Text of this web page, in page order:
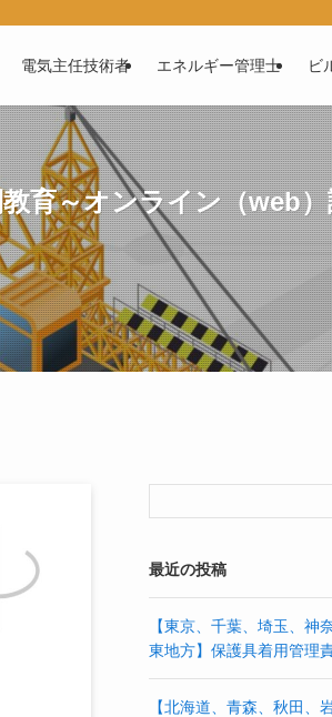
電気主任技術者 エネルギー管理士 ビ
育～オンライン（web
最近の投稿
【東京、千葉、埼玉、神
東地方】保護具着用管理
【北海道、青森、秋田、